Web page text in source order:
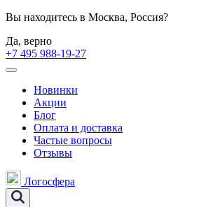
Вы находитесь в Москва, Россия?
Да, верно
+7 495 988-19-27
Новинки
Акции
Блог
Оплата и доставка
Частые вопросы
Отзывы
Логосфера